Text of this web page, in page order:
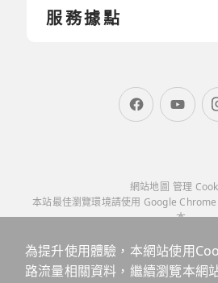
服務據點
網站地圖 管理
本站最佳瀏覽環境請使用 Google
本
為提升使用體驗，本網站使用
路流量相關資料，繼續瀏覽本網